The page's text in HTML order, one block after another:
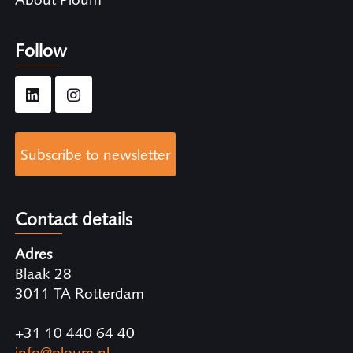
Follow
Subscribe to newsletter
Contact details
Adres
Blaak 28
3011 TA Rotterdam
+31 10 440 64 40